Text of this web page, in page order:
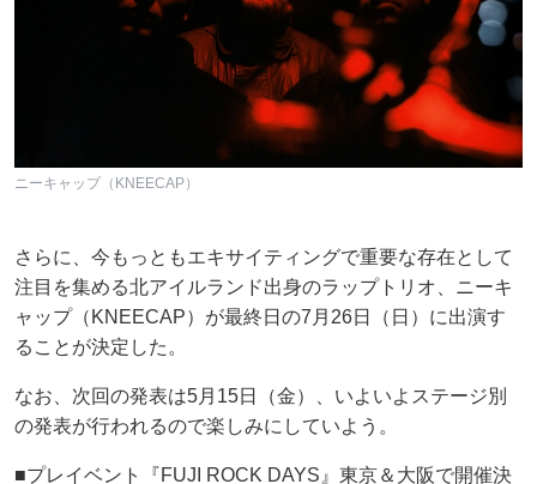
ニーキャップ（KNEECAP）
さらに、今もっともエキサイティングで重要な存在として
注目を集める北アイルランド出身のラップトリオ、ニーキ
ャップ（KNEECAP）が最終日の7月26日（日）に出演す
ることが決定した。
なお、次回の発表は5月15日（金）、いよいよステージ別
の発表が行われるので楽しみにしていよう。
■プレイベント『FUJI ROCK DAYS』東京＆大阪で開催決